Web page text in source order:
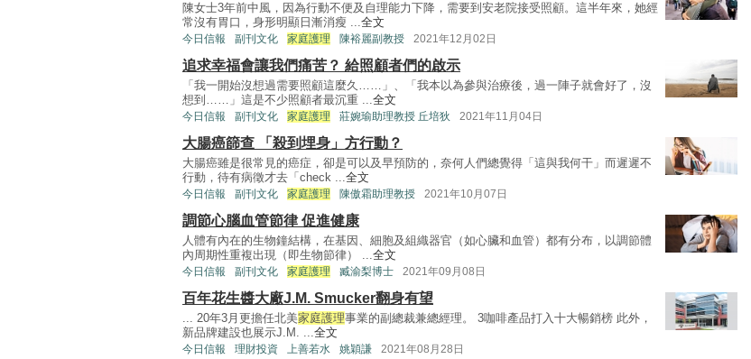
陳女士3年前中風，因為行動不便及自理能力下降，需要到安老院接受照顧。這半年來，她經
常沒有胃口，身形明顯日漸消瘦 ...全文
今日信報 副刊文化 家庭護理 陳裕麗副教授 2021年12月02日
追求幸福會讓我們痛苦？ 給照顧者們的啟示
「我一開始沒想過需要照顧這麼久……」、「我本以為參與治療後，過一陣子就會好了，沒
想到……」這是不少照顧者最沉重 ...全文
今日信報 副刊文化 家庭護理 莊婉瑜助理教授 丘培狄 2021年11月04日
大腸癌篩查 「殺到埋身」方行動？
大腸癌雖是很常見的癌症，卻是可以及早預防的，奈何人們總覺得「這與我何干」而遲遲不
行動，待有病徵才去「check ...全文
今日信報 副刊文化 家庭護理 陳傲霜助理教授 2021年10月07日
調節心腦血管節律 促進健康
人體有內在的生物鐘結構，在基因、細胞及組織器官（如心臟和血管）都有分布，以調節體
內周期性重複出現（即生物節律） ...全文
今日信報 副刊文化 家庭護理 臧渝梨博士 2021年09月08日
百年花生醬大廠J.M. Smucker翻身有望
... 20年3月更擔任北美家庭護理事業的副總裁兼總經理。 3咖啡產品打入十大暢銷榜 此外，
新品牌建設也展示J.M. ...全文
今日信報 理財投資 上善若水 姚穎謙 2021年08月28日